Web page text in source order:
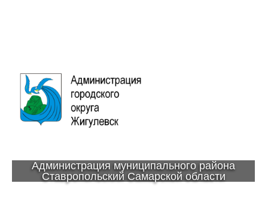
Администрация муниципального района
Ставропольский Самарской области